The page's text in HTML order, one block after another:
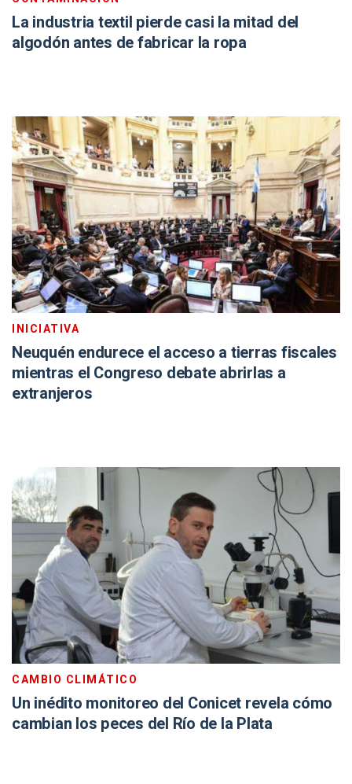
La industria textil pierde casi la mitad del
algodón antes de fabricar la ropa
INICIATIVA
Neuquén endurece el acceso a tierras fiscales
mientras el Congreso debate abrirlas a
extranjeros
CAMBIO CLIMÁTICO
Un inédito monitoreo del Conicet revela cómo
cambian los peces del Río de la Plata